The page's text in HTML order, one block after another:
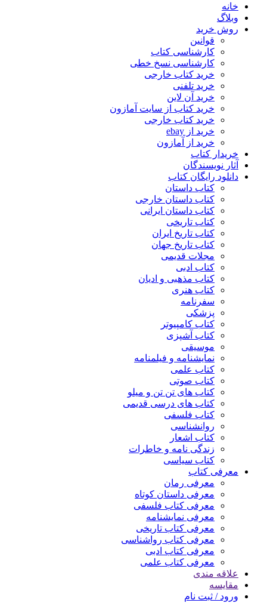
خانه
وبلاگ
روش خرید
قوانین
کارشناسی کتاب
کارشناسی نسخ خطی
خرید کتاب خارجی
خرید تلفنی
خرید آن لاین
خرید کتاب از سایت آمازون
خرید کتاب خارجی
خرید از ebay
خرید از آمازون
خریدار کتاب
آثار نویسندگان
دانلود رایگان کتاب
کتاب داستان
کتاب داستان خارجی
کتاب داستان ایرانی
کتاب تاریخی
کتاب تاریخ ایران
کتاب تاریخ جهان
مجلات قدیمی
کتاب ادبی
کتاب مذهبی و ادیان
کتاب هنری
سفرنامه
پزشکی
کتاب کامپیوتر
کتاب آشپزی
موسیقی
نمایشنامه و فیلمنامه
کتاب علمی
کتاب صوتی
کتاب های تن تن و میلو
کتاب های درسی قدیمی
کتاب فلسفی
روانشناسی
کتاب اشعار
زندگی نامه و خاطرات
کتاب سیاسی
معرفی کتاب
معرفی رمان
معرفی داستان کوتاه
معرفی کتاب فلسفی
معرفی نمایشنامه
معرفی کتاب تاریخی
معرفی کتاب رواشناسی
معرفی کتاب ادبی
معرفی کتاب علمی
علاقه مندی
مقایسه
ورود / ثبت نام